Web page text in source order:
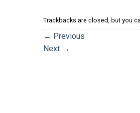
Trackbacks are closed, but you
← Previous
Next →